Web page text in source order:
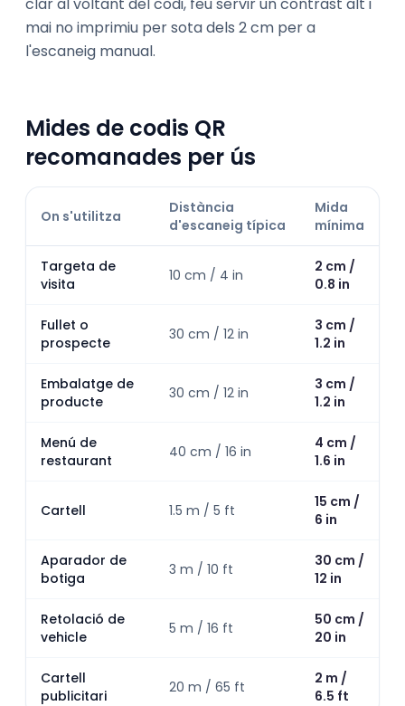
mai no imprimiu per sota dels 2 cm per a
l'escaneig manual.
Mides de codis QR
recomanades per ús
On s'utilitza
Distància
d'escaneig típica
Mida
mínima
Targeta de
visita
10 cm / 4 in
2 cm /
0.8 in
Fullet o
prospecte
30 cm / 12 in
3 cm /
1.2 in
Embalatge de
producte
30 cm / 12 in
3 cm /
1.2 in
Menú de
restaurant
40 cm / 16 in
4 cm /
1.6 in
Cartell 1.5 m / 5 ft
15 cm /
6 in
Aparador de
botiga
3 m / 10 ft
30 cm /
12 in
Retolació de
vehicle
5 m / 16 ft
50 cm /
20 in
Cartell
publicitari
20 m / 65 ft
2 m /
6.5 ft